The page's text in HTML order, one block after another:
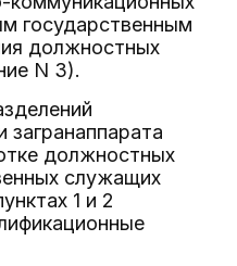
государственным
должностных
N 3).
загранаппарата
должностных
служащих
1 и 2